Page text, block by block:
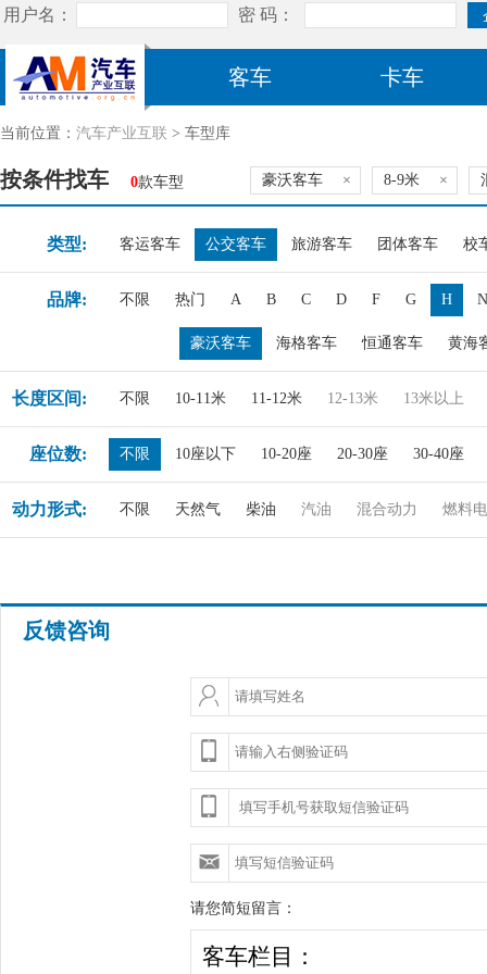
客车 卡车
当前位置： 汽车产业互联 > 车型库
按条件找车 0款车型 豪沃客车 × 8-9米 ×
类型: 客运客车 公交客车 旅游客车 团体客车 校
品牌: 不限 热门 A B C D F G H N
豪沃客车 海格客车 恒通客车 黄海
长度区间: 不限 10-11米 11-12米 12-13米 13米以上
座位数: 不限 10座以下 10-20座 20-30座 30-40座
动力形式: 不限 天然气 柴油 汽油 混合动力 燃料
反馈咨询
请您简短留言：